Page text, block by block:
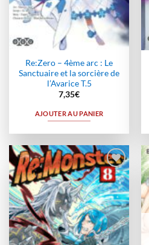
Re:Zero – 4ème arc : Le
Sanctuaire et la sorcière de
l’Avarice T.5
7,35€
AJOUTER AU PANIER
Ajouter
à la
wishlist